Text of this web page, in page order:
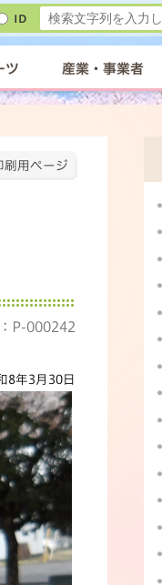
ID
ツ 産業・事業者
刷用ページ
P-000242
8年3月30日